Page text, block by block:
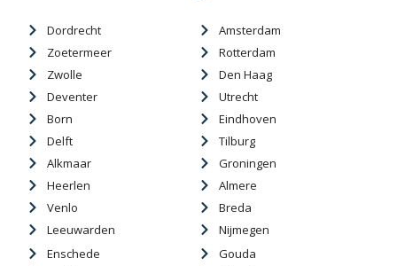
Dordrecht
Zoetermeer
Zwolle
Deventer
Born
Delft
Alkmaar
Heerlen
Venlo
Leeuwarden
Amsterdam
Rotterdam
Den Haag
Utrecht
Eindhoven
Tilburg
Groningen
Almere
Breda
Nijmegen
Enschede
Gouda